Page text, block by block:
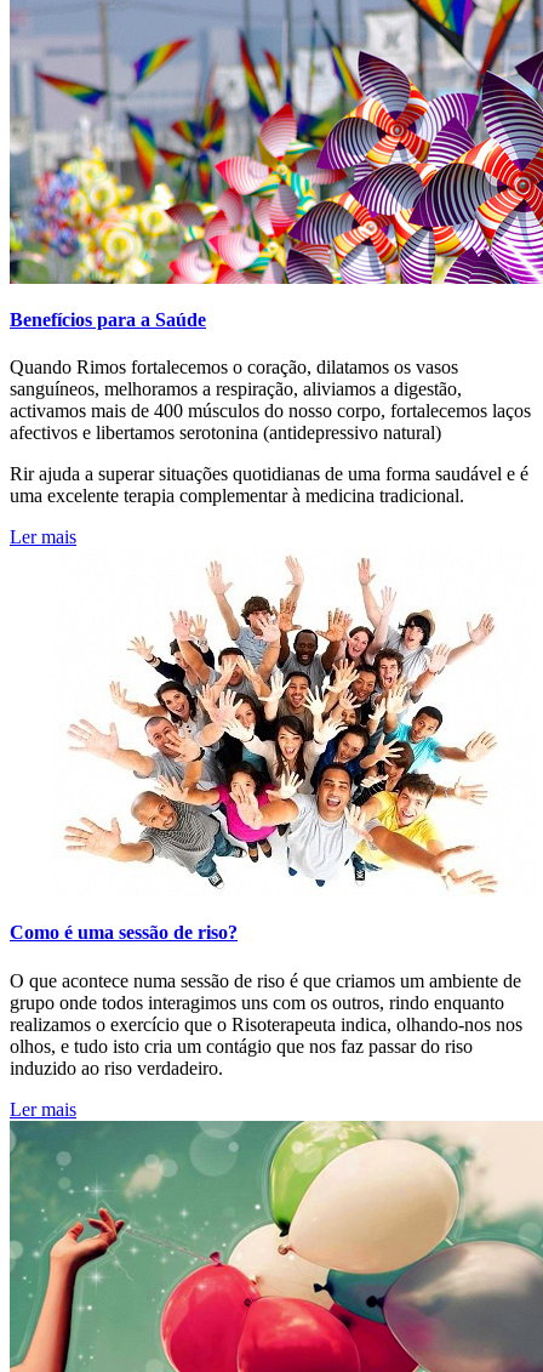
Benefícios para a Saúde
Quando Rimos fortalecemos o coração, dilatamos os vasos
sanguíneos, melhoramos a respiração, aliviamos a digestão,
activamos mais de 400 músculos do nosso corpo, fortalecemos laços
afectivos e libertamos serotonina (antidepressivo natural)
Rir ajuda a superar situações quotidianas de uma forma saudável e é
uma excelente terapia complementar à medicina tradicional.
Ler mais
Como é uma sessão de riso?
O que acontece numa sessão de riso é que criamos um ambiente de
grupo onde todos interagimos uns com os outros, rindo enquanto
realizamos o exercício que o Risoterapeuta indica, olhando-nos nos
olhos, e tudo isto cria um contágio que nos faz passar do riso
induzido ao riso verdadeiro.
Ler mais